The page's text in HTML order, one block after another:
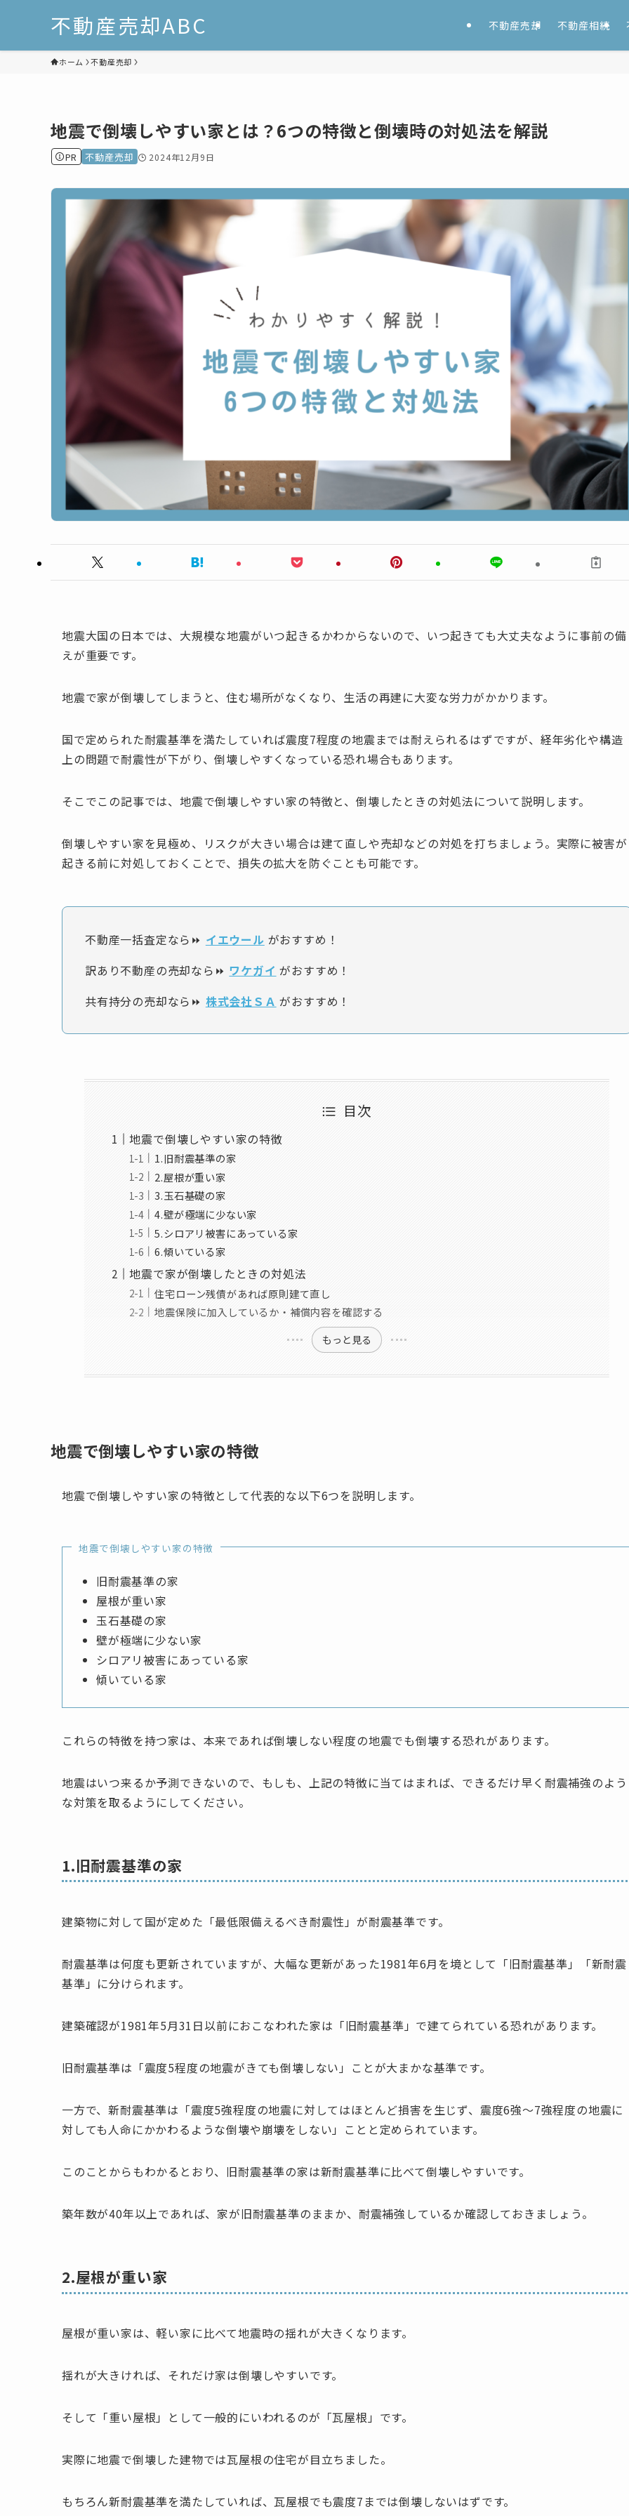
不動産売却ABC 不動産売却 不動産相続
ホーム 不動産売却
地震で倒壊しやすい家とは？6つの特徴と倒壊時の対処法を解説
PR 不動産売却 2024年12月9日
地震大国の日本では、大規模な地震がいつ起きるかわからないので、いつ起きても大丈夫なように事前の備
えが重要です。
地震で家が倒壊してしまうと、住む場所がなくなり、生活の再建に大変な労力がかかります。
国で定められた耐震基準を満たしていれば震度7程度の地震までは耐えられるはずですが、経年劣化や構造
上の問題で耐震性が下がり、倒壊しやすくなっている恐れ場合もあります。
そこでこの記事では、地震で倒壊しやすい家の特徴と、倒壊したときの対処法について説明します。
倒壊しやすい家を見極め、リスクが大きい場合は建て直しや売却などの対処を打ちましょう。実際に被害が
起きる前に対処しておくことで、損失の拡大を防ぐことも可能です。
不動産一括査定なら⏩ イエウール がおすすめ！
訳あり不動産の売却なら⏩ ワケガイ がおすすめ！
共有持分の売却なら⏩ 株式会社ＳＡ がおすすめ！
目次
地震で倒壊しやすい家の特徴
1.旧耐震基準の家
2.屋根が重い家
3.玉石基礎の家
4.壁が極端に少ない家
5.シロアリ被害にあっている家
6.傾いている家
地震で家が倒壊したときの対処法
住宅ローン残債があれば原則建て直し
地震保険に加入しているか・補償内容を確認する
もっと見る
地震で倒壊しやすい家の特徴
地震で倒壊しやすい家の特徴として代表的な以下6つを説明します。
地震で倒壊しやすい家の特徴
旧耐震基準の家
屋根が重い家
玉石基礎の家
壁が極端に少ない家
シロアリ被害にあっている家
傾いている家
これらの特徴を持つ家は、本来であれば倒壊しない程度の地震でも倒壊する恐れがあります。
地震はいつ来るか予測できないので、もしも、上記の特徴に当てはまれば、できるだけ早く耐震補強のよう
な対策を取るようにしてください。
1.旧耐震基準の家
建築物に対して国が定めた「最低限備えるべき耐震性」が耐震基準です。
耐震基準は何度も更新されていますが、大幅な更新があった1981年6月を境として「旧耐震基準」「新耐震
基準」に分けられます。
建築確認が1981年5月31日以前におこなわれた家は「旧耐震基準」で建てられている恐れがあります。
旧耐震基準は「震度5程度の地震がきても倒壊しない」ことが大まかな基準です。
一方で、新耐震基準は「震度5強程度の地震に対してはほとんど損害を生じず、震度6強～7強程度の地震に
対しても人命にかかわるような倒壊や崩壊をしない」ことと定められています。
このことからもわかるとおり、旧耐震基準の家は新耐震基準に比べて倒壊しやすいです。
築年数が40年以上であれば、家が旧耐震基準のままか、耐震補強しているか確認しておきましょう。
2.屋根が重い家
屋根が重い家は、軽い家に比べて地震時の揺れが大きくなります。
揺れが大きければ、それだけ家は倒壊しやすいです。
そして「重い屋根」として一般的にいわれるのが「瓦屋根」です。
実際に地震で倒壊した建物では瓦屋根の住宅が目立ちました。
もちろん新耐震基準を満たしていれば、瓦屋根でも震度7までは倒壊しないはずです。